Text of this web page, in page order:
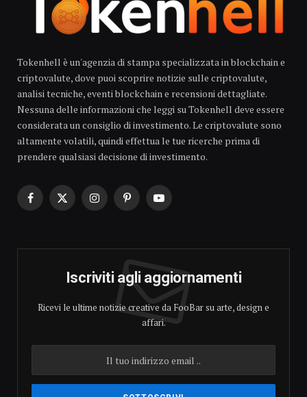
Tokenhell è un'agenzia di stampa specializzata in blockchain e
criptovalute, dove puoi scoprire notizie sulle criptovalute,
analisi tecniche, eventi blockchain e recensioni dettagliate.
Nessuna delle informazioni che leggi su Tokenhell deve essere
considerata un consiglio di investimento. Le criptovalute sono
altamente volatili, quindi effettua le tue ricerche prima di
prendere qualsiasi decisione di investimento.
Facebook
X
InstagramPinterestYouTube
Iscriviti agli aggiornamenti
Ricevi le ultime notizie creative da FooBar su arte, design e
affari.